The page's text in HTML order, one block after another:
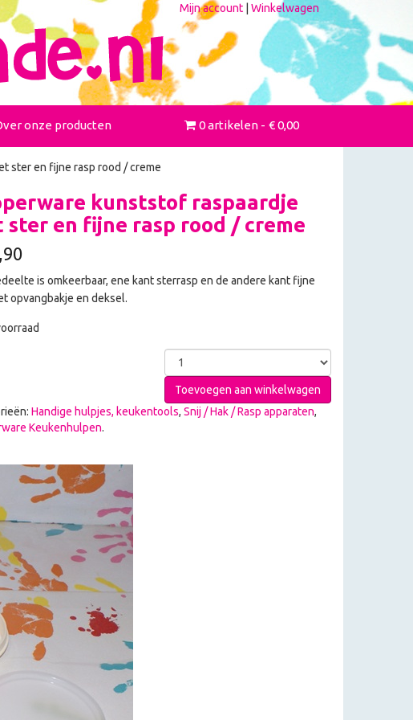
Mijn account Winkelwagen
onze producten 0 artikelen € 0,00
ster en fijne rasp rood / creme
kunststof raspaardje
ster en fijne rasp rood / creme
is omkeerbaar, ene kant sterrasp en de andere kant fijne
opvangbakje en deksel.
Toevoegen aan winkelwagen
Handige hulpjes, keukentools, Snij / Hak / Rasp apparaten,
Keukenhulpen.